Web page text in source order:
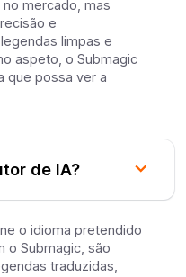
mercado, mas
e
limpas e
aspeto, o Submagic
que possa ver a
de IA?
o idioma pretendido
o Submagic, são
traduzidas,